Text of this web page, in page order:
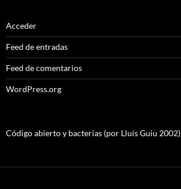
Acceder
Feed de entradas
Feed de comentarios
WordPress.org
Código abierto y bacterias (por Lluís Guiu 2002)